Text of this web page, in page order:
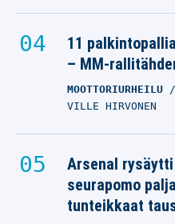
11
– MM-
MOOTTORIURHEILU
VILLE HIRVONEN
Arsenal
seurapomo
tunteikkaat